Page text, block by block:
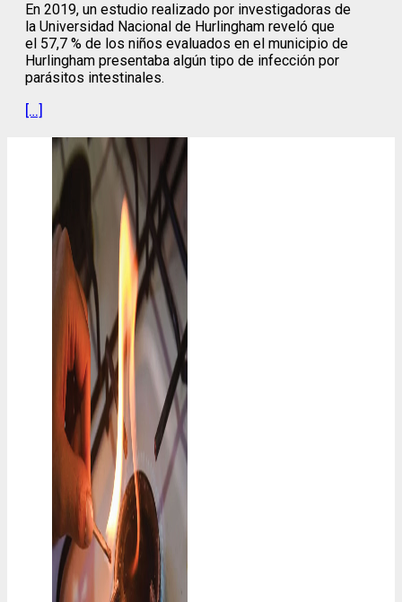
En 2019, un estudio realizado por investigadoras de
la Universidad Nacional de Hurlingham reveló que
el 57,7 % de los niños evaluados en el municipio de
Hurlingham presentaba algún tipo de infección por
parásitos intestinales.
[…]